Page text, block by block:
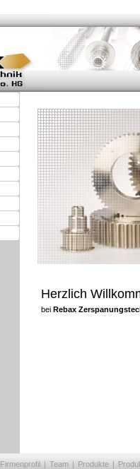
Herzlich
bei Rebax
Firmenprofil | Team | Produkte |